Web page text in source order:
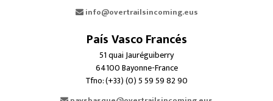
info@overtrailsincoming.eus
País Vasco Francés
51 quai Jauréguiberry
64100 Bayonne-France
Tfno: (+33) (0) 5 59 59 82 90